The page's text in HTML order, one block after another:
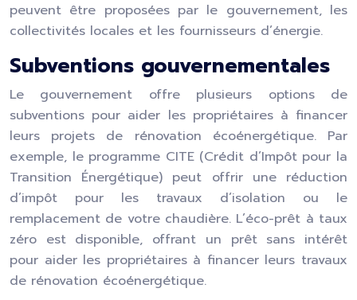
peuvent être proposées par le gouvernement, les
collectivités locales et les fournisseurs d’énergie.
Subventions gouvernementales
Le gouvernement offre plusieurs options de
subventions pour aider les propriétaires à financer
leurs projets de rénovation écoénergétique. Par
exemple, le programme CITE (Crédit d’Impôt pour la
Transition Énergétique) peut offrir une réduction
d’impôt pour les travaux d’isolation ou le
remplacement de votre chaudière. L’éco-prêt à taux
zéro est disponible, offrant un prêt sans intérêt
pour aider les propriétaires à financer leurs travaux
de rénovation écoénergétique.